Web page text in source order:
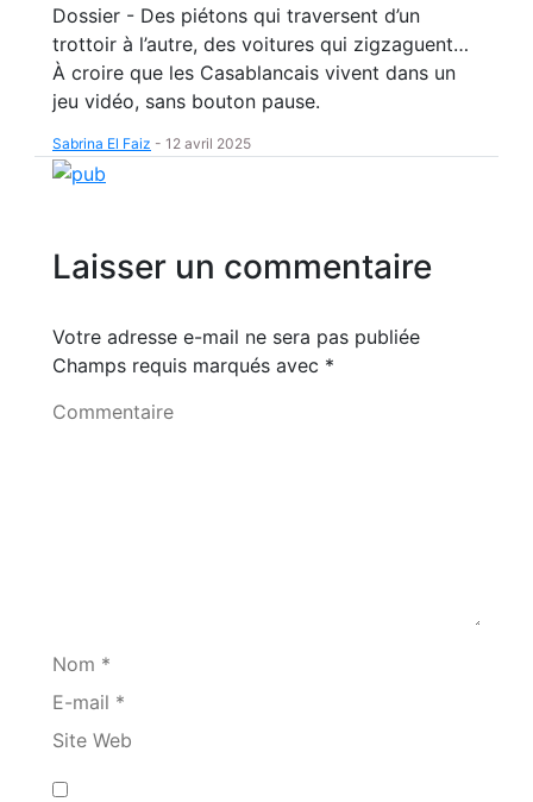
Dossier - Des piétons qui traversent d’un
trottoir à l’autre, des voitures qui zigzaguent…
À croire que les Casablancais vivent dans un
jeu vidéo, sans bouton pause.
Sabrina El Faiz - 12 avril 2025
Laisser un commentaire
Votre adresse e-mail ne sera pas publiée
Champs requis marqués avec *
Commentaire
Nom *
E-mail *
Site Web